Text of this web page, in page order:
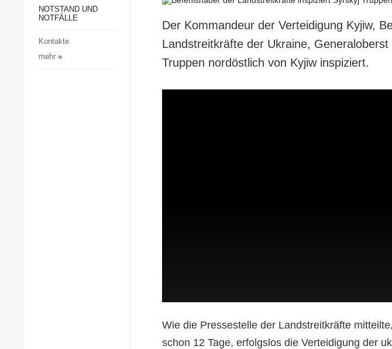
Gesellschaft und Kultur
Notstand und Notfälle
NOTSTAND UND
NOTFÄLLE
Kontakte
mehr»
Der Kommandeur der Verteidigung Kyjiw,
Landstreitkräfte der Ukraine,
Truppen nordöstlich von Kyjiw inspiziert.
Wie die Pressestelle der Landstreitkräfte
schon 12 Tage, erfolgslos die Verteidigung der